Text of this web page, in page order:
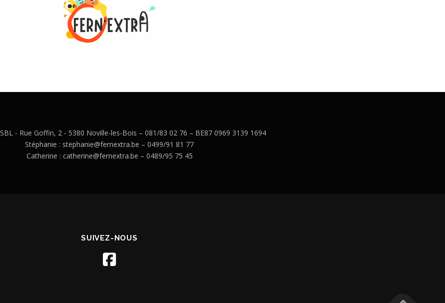
- Rue Goffin, 2 - 5380 Noville-les-Bois – 081/83 02 76 – BE87 0969 3139 1694
Stéphanie : stephanie@fernextra.be – 0499/91 81 77
Catherine : catherine@fernextra.be – 0489/95 75 45
SUIVEZ-NOUS